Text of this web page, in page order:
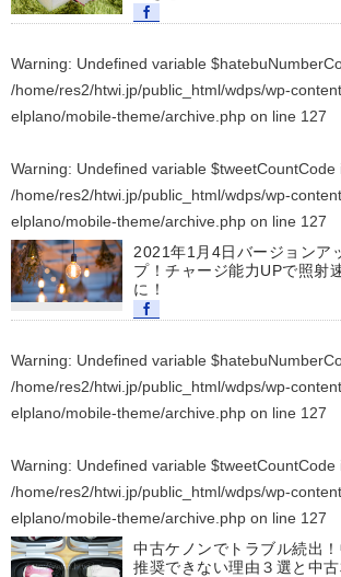
Warning: Undefined variable
/home/res2/htwi.jp/public_html/wdps/wp-
elplano/mobile-theme/archive.php on line 127
Warning: Undefined variable $tweetCountCode
/home/res2/htwi.jp/public_html/wdps/wp-
elplano/mobile-theme/archive.php on line 127
2021年1月4日バージョンア
プ！チャージ能力UPで照射
に！
Warning: Undefined variable
/home/res2/htwi.jp/public_html/wdps/wp-
elplano/mobile-theme/archive.php on line 127
Warning: Undefined variable $tweetCountCode
/home/res2/htwi.jp/public_html/wdps/wp-
elplano/mobile-theme/archive.php on line 127
中古ケノンでトラブル続出
推奨できない理由３選と中